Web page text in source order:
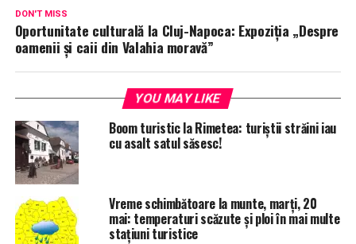
DON'T MISS
Oportunitate culturală la Cluj-Napoca: Expoziția „Despre
oamenii și caii din Valahia moravă”
YOU MAY LIKE
Boom turistic la Rimetea: turiștii străini iau
cu asalt satul săsesc!
Vreme schimbătoare la munte, marți, 20
mai: temperaturi scăzute și ploi în mai multe
stațiuni turistice